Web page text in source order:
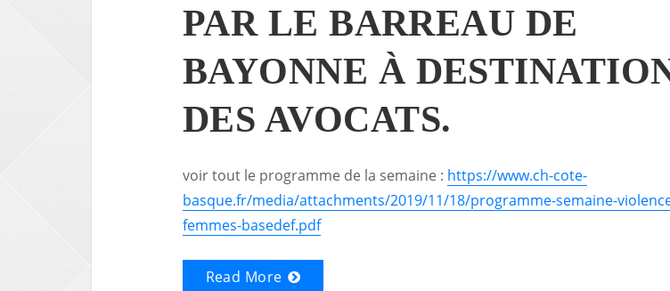
PAR LE BARREAU DE
BAYONNE À
DES AVOCATS.
voir tout le programme de la semaine : https://www.ch-cote-
basque.fr/media/attachments/2019/11/18/programme-semaine-
femmes-basedef.pdf
Read More